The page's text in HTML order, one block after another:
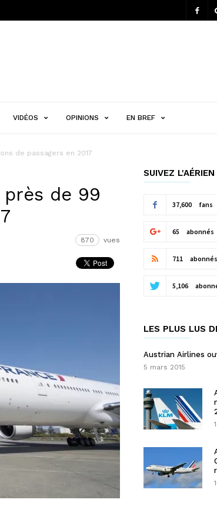
VIDÉOS OPINIONS EN BREF
de passagers en 2017
de 99
870 vues
SUIVEZ L'AÉRIEN
37,600 fans
65 abonnés
711 abonnés
5,106
LES PLUS LUS
Austrian Airlines
5 mars 2015